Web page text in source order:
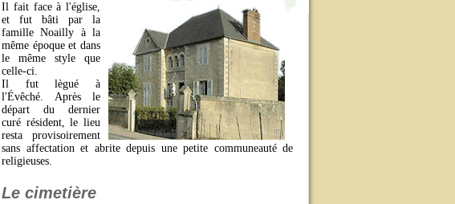
Il fait face à l'église,
et fut bâti par la
famille Noailly à la
même époque et dans
le même style que
celle-ci.
Il fut lègué à
l'Évêché. Après le
départ du dernier
curé résident, le lieu
resta provisoirement
sans affectation et abrite depuis une petite communeauté de
religieuses.
Le cimetière